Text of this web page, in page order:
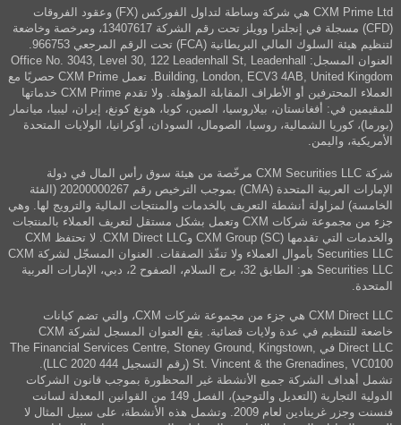
CXM Prime Ltd هي شركة وساطة لتداول الفوركس (FX) وعقود الفروقات
(CFD) مسجلة في إنجلترا وويلز تحت رقم الشركة 13407617، ومرخصة وخاضعة
لتنظيم هيئة السلوك المالي البريطانية (FCA) تحت الرقم المرجعي 966753.
العنوان المسجل: Office No. 3043, Level 30, 122 Leadenhall St, Leadenhall
Building, London, ECV3 4AB, United Kingdom. تعمل CXM Prime حصريًا مع
العملاء المحترفين أو الأطراف المقابلة المؤهلة. ولا تقدم CXM Prime خدماتها
للمقيمين في: أفغانستان، بيلاروسيا، الصين، كوبا، هونغ كونغ، إيران، ليبيا، ميانمار
(بورما)، كوريا الشمالية، روسيا، الصومال، السودان، أوكرانيا، الولايات المتحدة
الأمريكية، واليمن.
شركة CXM Securities LLC مرخّصة من هيئة سوق رأس المال في دولة
الإمارات العربية المتحدة (CMA) بموجب الترخيص رقم 20200000267 (الفئة
الخامسة) لمزاولة أنشطة التعريف بالخدمات والمنتجات المالية والترويج لها. وهي
جزء من مجموعة شركات CXM وتعمل بشكل مستقل لتعريف العملاء بالمنتجات
والخدمات التي تقدمها CXM Group (SC) وCXM Direct LLC. لا تحتفظ CXM
Securities LLC بأموال العملاء ولا تنفّذ الصفقات. العنوان المسجّل لشركة CXM
Securities LLC هو: الطابق 32، برج السلام، الصفوح 2، دبي، الإمارات العربية
المتحدة.
CXM Direct LLC هي جزء من مجموعة شركات CXM، والتي تضم كيانات
خاضعة للتنظيم في عدة ولايات قضائية. يقع العنوان المسجل لشركة CXM
Direct LLC في The Financial Services Centre, Stoney Ground, Kingstown,
St. Vincent & the Grenadines, VC0100 (رقم التسجيل 444 LLC 2020).
تشمل أهداف الشركة جميع الأنشطة غير المحظورة بموجب قانون الشركات
الدولية التجارية (التعديل والتوحيد)، الفصل 149 من القوانين المعدلة لسانت
فنسنت وجزر غرينادين لعام 2009. وتشمل هذه الأنشطة، على سبيل المثال لا